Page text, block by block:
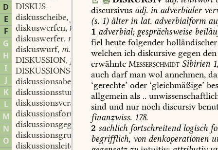
D
E
F
G
H
I
J
K
L
M
N
O
DISKUS-
diskusscheibe,
diskuswerfen, n.
diskuswerfer, m.
diskuswurf, m.
DISKUSSION, f.
DISKUSSIONS-
diskussionsabend
m.
diskussionsstunde
diskussionsveranstaltung
diskussionsforum
n.
diskussionsgegner
m.
diskussionsgruppe
f.
diskussionsleiter
discursivus adj. in adverbialer
(s. 1) älterin lat. adverbialform
1 adverbial;gesprächsweise
fiel heute folgender holländischer
welchen ich diskursive gegen den
erwähnte Messerschmidt Sibirien
auch darfman wol annehmen,
‘gerechte’ oder ‘gleichmäßige’
allgemein als ..
sind und nur noch discursiv
finanzwiss. 178.
2 sachlich fortschreitendlogisch
begrifflich, von denkoperationen